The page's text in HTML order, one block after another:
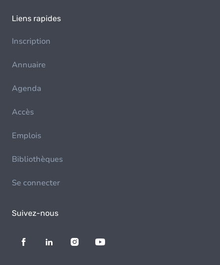
Liens rapides
Inscription
Annuaire
Agenda
Accès
Emplois
Bibliothèques
Se connecter
Suivez-nous